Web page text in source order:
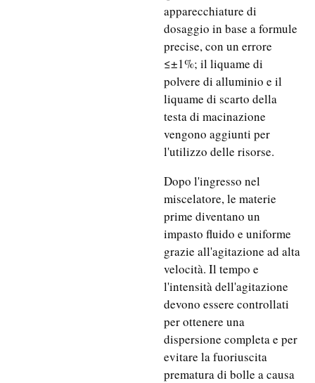
apparecchiature di
dosaggio in base a formule
precise, con un errore
≤±1%; il liquame di
polvere di alluminio e il
liquame di scarto della
testa di macinazione
vengono aggiunti per
l'utilizzo delle risorse.
Dopo l'ingresso nel
miscelatore, le materie
prime diventano un
impasto fluido e uniforme
grazie all'agitazione ad alta
velocità. Il tempo e
l'intensità dell'agitazione
devono essere controllati
per ottenere una
dispersione completa e per
evitare la fuoriuscita
prematura di bolle a causa